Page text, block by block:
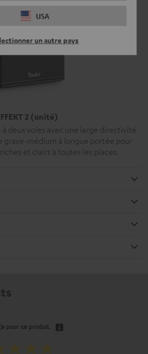
USA
un autre pays
2 (unité)
deux voies avec une large directivité
grave-médium à longue portée pour
et clairs à toutes les places.
pour ce produit.